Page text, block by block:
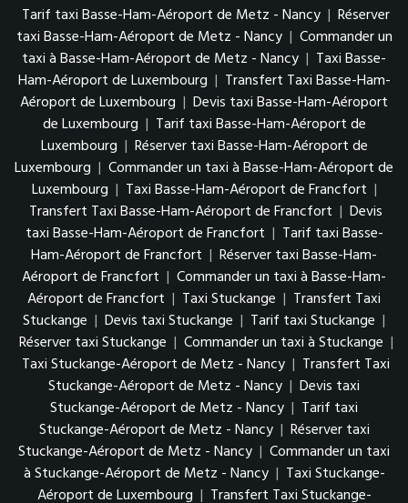
Tarif taxi Basse-Ham-Aéroport de Metz - Nancy | Réserver
taxi Basse-Ham-Aéroport de Metz - Nancy | Commander un
taxi à Basse-Ham-Aéroport de Metz - Nancy | Taxi Basse-
Ham-Aéroport de Luxembourg | Transfert Taxi Basse-Ham-
Aéroport de Luxembourg | Devis taxi Basse-Ham-Aéroport
de Luxembourg | Tarif taxi Basse-Ham-Aéroport de
Luxembourg | Réserver taxi Basse-Ham-Aéroport de
Luxembourg | Commander un taxi à Basse-Ham-Aéroport de
Luxembourg | Taxi Basse-Ham-Aéroport de Francfort |
Transfert Taxi Basse-Ham-Aéroport de Francfort | Devis
taxi Basse-Ham-Aéroport de Francfort | Tarif taxi Basse-
Ham-Aéroport de Francfort | Réserver taxi Basse-Ham-
Aéroport de Francfort | Commander un taxi à Basse-Ham-
Aéroport de Francfort | Taxi Stuckange | Transfert Taxi
Stuckange | Devis taxi Stuckange | Tarif taxi Stuckange |
Réserver taxi Stuckange | Commander un taxi à Stuckange |
Taxi Stuckange-Aéroport de Metz - Nancy | Transfert Taxi
Stuckange-Aéroport de Metz - Nancy | Devis taxi
Stuckange-Aéroport de Metz - Nancy | Tarif taxi
Stuckange-Aéroport de Metz - Nancy | Réserver taxi
Stuckange-Aéroport de Metz - Nancy | Commander un taxi
à Stuckange-Aéroport de Metz - Nancy | Taxi Stuckange-
Aéroport de Luxembourg | Transfert Taxi Stuckange-